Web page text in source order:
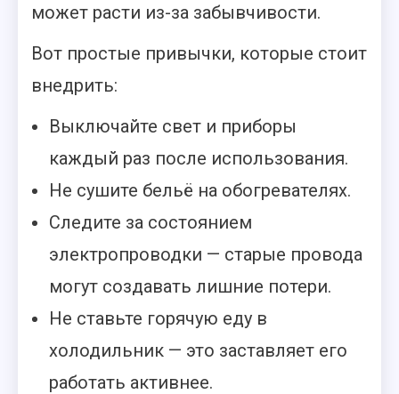
может расти из-за забывчивости.
Вот простые привычки, которые стоит
внедрить:
Выключайте свет и приборы
каждый раз после использования.
Не сушите бельё на обогревателях.
Следите за состоянием
электропроводки — старые провода
могут создавать лишние потери.
Не ставьте горячую еду в
холодильник — это заставляет его
работать активнее.